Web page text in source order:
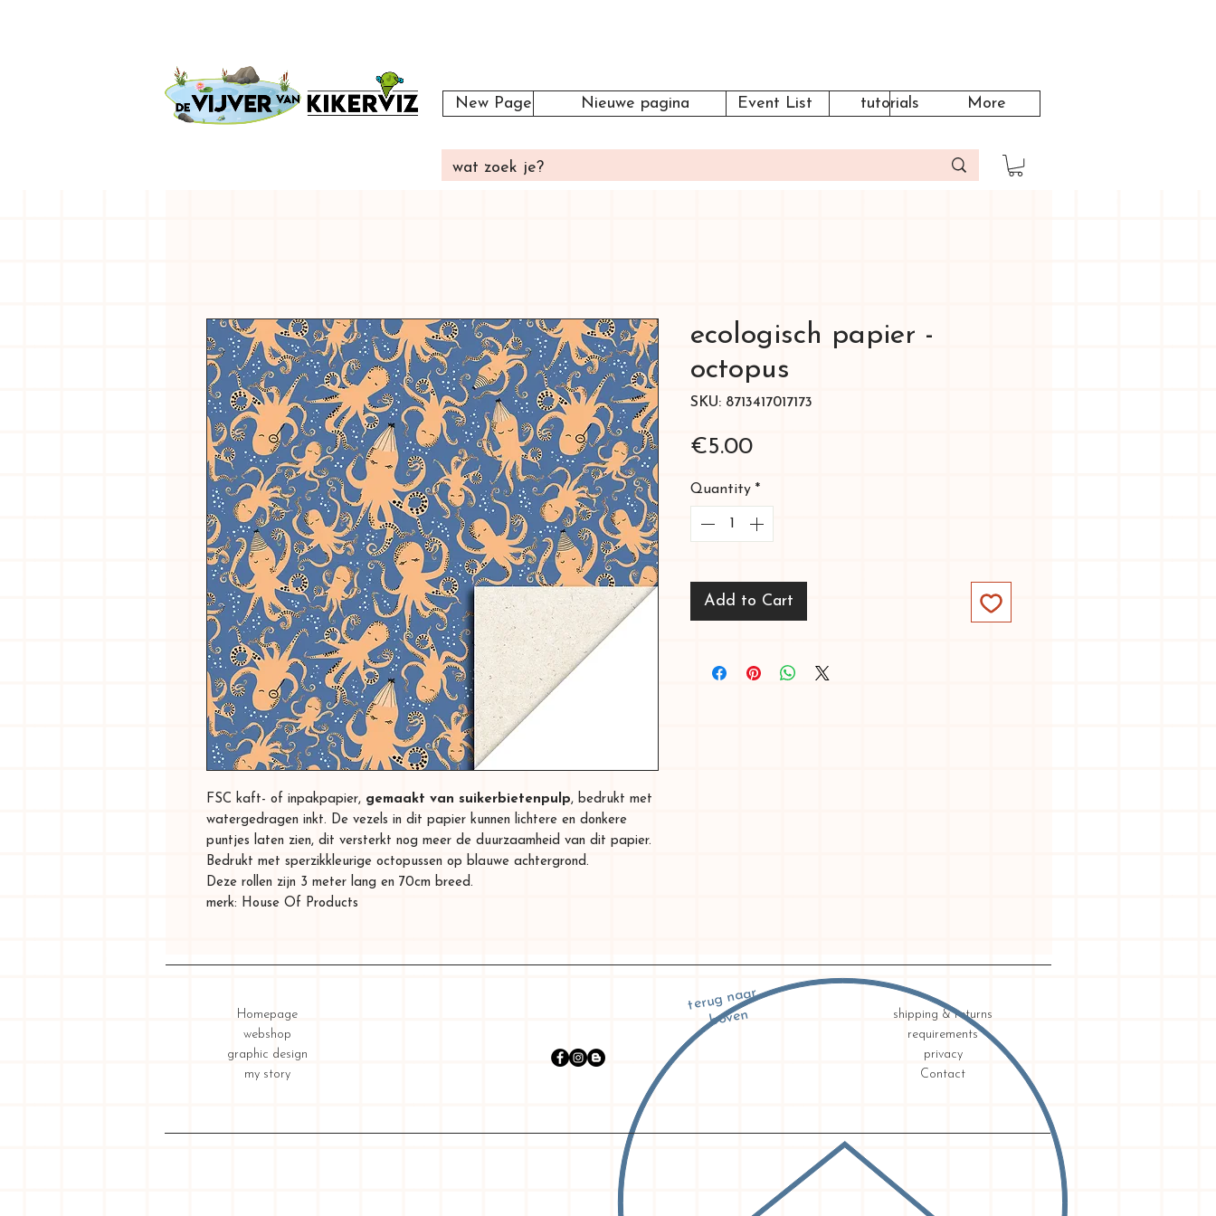
New Page Nieuwe pagina Event List tutorials More
FSC kaft- of inpakpapier, gemaakt van suikerbietenpulp, bedrukt met
watergedragen inkt. De vezels in dit papier kunnen lichtere en donkere
puntjes laten zien, dit versterkt nog meer de duurzaamheid van dit papier.
Bedrukt met sperzikkleurige octopussen op blauwe achtergrond.
Deze rollen zijn 3 meter lang en 70cm breed.
merk: House Of Products
ecologisch papier -
octopus
SKU: 8713417017173
€5.00Price
Quantity *
Add to Cart
Homepage
webshop
graphic design
my story
shipping & returns
requirements
privacy
Contact
terug naar
boven